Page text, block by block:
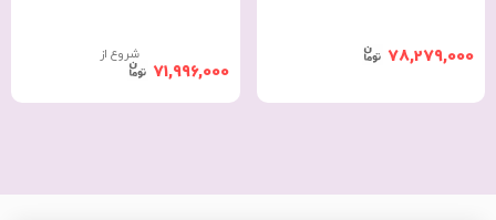
78,279,000 شروع از
71,996,000